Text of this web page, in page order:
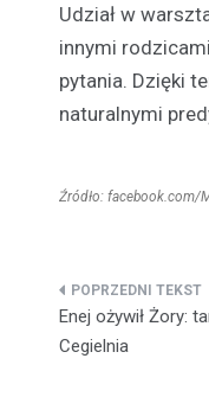
Udział w
innymi
pytania. Dzięki
naturalnymi
Źródło: facebook.com/
Nawigacja
wpisu
Enej ożywił Żory:
Cegielnia